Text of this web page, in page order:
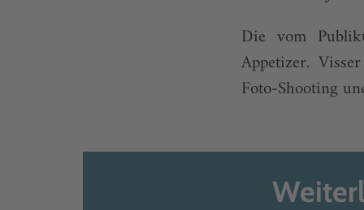
Die vom
Appetizer.
Foto-Shooting